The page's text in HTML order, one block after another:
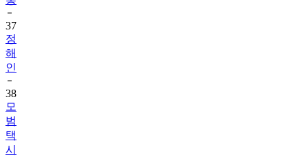
37
정
해
인
38
모
범
택
시